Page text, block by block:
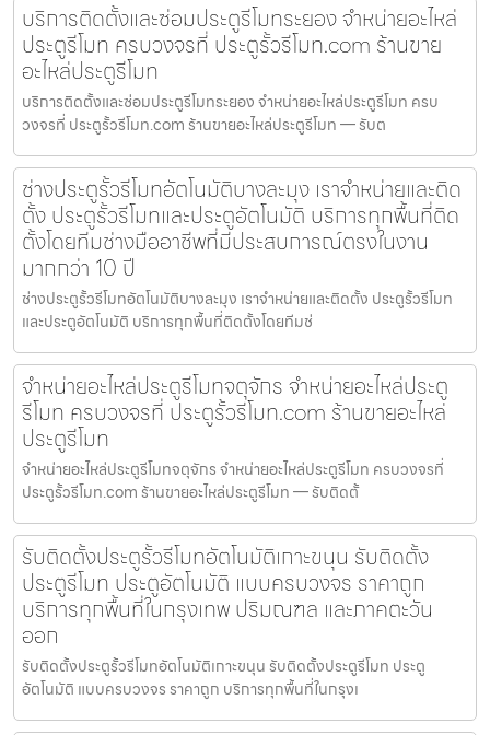
บริการติดตั้งและซ่อมประตูรีโมทระยอง จำหน่ายอะไหล่
ประตูรีโมท ครบวงจรที่ ประตูรั้วรีโมท.com ร้านขาย
อะไหล่ประตูรีโมท
บริการติดตั้งและซ่อมประตูรีโมทระยอง จำหน่ายอะไหล่ประตูรีโมท ครบ
วงจรที่ ประตูรั้วรีโมท.com ร้านขายอะไหล่ประตูรีโมท — รับต
ช่างประตูรั้วรีโมทอัตโนมัติบางละมุง เราจำหน่ายและติด
ตั้ง ประตูรั้วรีโมทและประตูอัตโนมัติ บริการทุกพื้นที่ติด
ตั้งโดยทีมช่างมืออาชีพที่มีประสบการณ์ตรงในงาน
มากกว่า 10 ปี
ช่างประตูรั้วรีโมทอัตโนมัติบางละมุง เราจำหน่ายและติดตั้ง ประตูรั้วรีโมท
และประตูอัตโนมัติ บริการทุกพื้นที่ติดตั้งโดยทีมช่
จำหน่ายอะไหล่ประตูรีโมทจตุจักร จำหน่ายอะไหล่ประตู
รีโมท ครบวงจรที่ ประตูรั้วรีโมท.com ร้านขายอะไหล่
ประตูรีโมท
จำหน่ายอะไหล่ประตูรีโมทจตุจักร จำหน่ายอะไหล่ประตูรีโมท ครบวงจรที่
ประตูรั้วรีโมท.com ร้านขายอะไหล่ประตูรีโมท — รับติดตั้
รับติดตั้งประตูรั้วรีโมทอัตโนมัติเกาะขนุน รับติดตั้ง
ประตูรีโมท ประตูอัตโนมัติ แบบครบวงจร ราคาถูก
บริการทุกพื้นที่ในกรุงเทพ ปริมณฑล และภาคตะวัน
ออก
รับติดตั้งประตูรั้วรีโมทอัตโนมัติเกาะขนุน รับติดตั้งประตูรีโมท ประตู
อัตโนมัติ แบบครบวงจร ราคาถูก บริการทุกพื้นที่ในกรุงเ